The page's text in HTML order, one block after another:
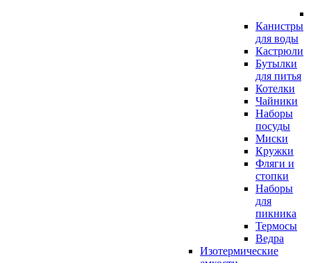
Канистры
для воды
Кастрюли
Бутылки
для питья
Котелки
Чайники
Наборы
посуды
Миски
Кружки
Фляги и
стопки
Наборы
для
пикника
Термосы
Ведра
Изотермические